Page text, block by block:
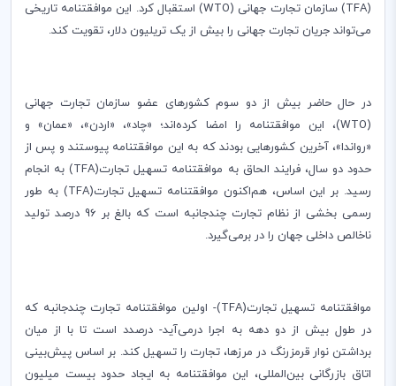
(
TFA) سازمان تجارت جهانی (WTO) استقبال کرد. این موافقتنامه تاریخی
می‌تواند جریان تجارت جهانی را بیش از یک تریلیون دلار، تقویت کند.
در حال حاضر بیش از دو سوم کشورهای عضو سازمان تجارت جهانی
(
WTO)، این موافقتنامه را امضا کرده‌اند؛ «چاد»، «اردن»، «عمان» و
«رواندا»، آخرین کشورهایی بودند که به این موافقتنامه پیوستند و پس از
حدود دو سال، فرایند الحاق به موافقتنامه تسهیل تجارت(TFA) به انجام
رسید. بر این اساس، هم‌اکنون موافقتنامه تسهیل تجارت(TFA) به طور
رسمی بخشی از نظام تجارت چندجانبه است که بالغ بر 96 درصد تولید
ناخالص داخلی جهان را در برمی‌گیرد.
موافقتنامه تسهیل تجارت(TFA)- اولین موافقتنامه تجارت چندجانبه که
در طول بیش از دو دهه به اجرا درمی‌آید- درصدد است تا با از میان
برداشتن نوار قرمزرنگ در مرزها، تجارت را تسهیل کند. بر اساس پیش‌بینی
اتاق بازرگانی بین‌المللی، این موافقتنامه به ایجاد حدود بیست میلیون